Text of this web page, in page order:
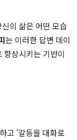
의 삶은 어떤 모습
는 이러한 답변 데이
상시키는 기반이
고 '갈등을 대화로